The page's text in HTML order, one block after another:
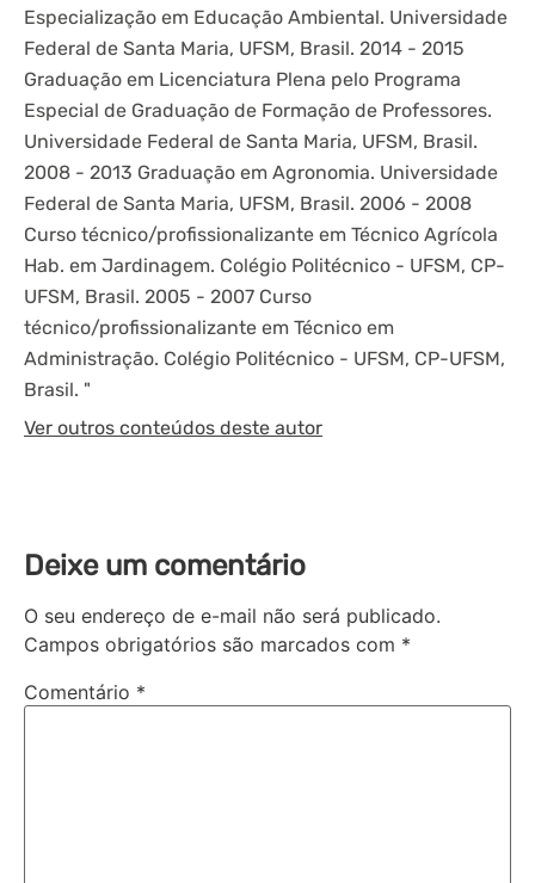
Especialização em Educação Ambiental. Universidade
Federal de Santa Maria, UFSM, Brasil. 2014 - 2015
Graduação em Licenciatura Plena pelo Programa
Especial de Graduação de Formação de Professores.
Universidade Federal de Santa Maria, UFSM, Brasil.
2008 - 2013 Graduação em Agronomia. Universidade
Federal de Santa Maria, UFSM, Brasil. 2006 - 2008
Curso técnico/profissionalizante em Técnico Agrícola
Hab. em Jardinagem. Colégio Politécnico - UFSM, CP-
UFSM, Brasil. 2005 - 2007 Curso
técnico/profissionalizante em Técnico em
Administração. Colégio Politécnico - UFSM, CP-UFSM,
Brasil. "
Ver outros conteúdos deste autor
Deixe um comentário
O seu endereço de e-mail não será publicado.
Campos obrigatórios são marcados com *
Comentário *